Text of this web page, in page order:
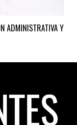
ADMINISTRATIVA Y